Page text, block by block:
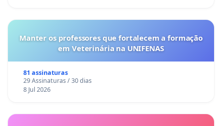
Manter os professores que fortalecem a formação
em Veterinária na UNIFENAS
81 assinaturas
29 Assinaturas / 30 dias
8 Jul 2026